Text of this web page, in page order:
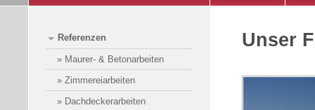
Referenzen
» Maurer- & Betonarbeiten
» Zimmereiarbeiten
» Dachdeckerarbeiten
Unser